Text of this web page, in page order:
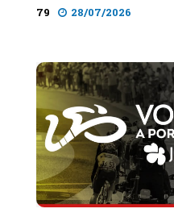
79 28/07/2026